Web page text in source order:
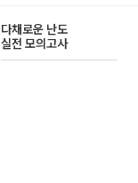
다채로운 난도
실전 모의고사